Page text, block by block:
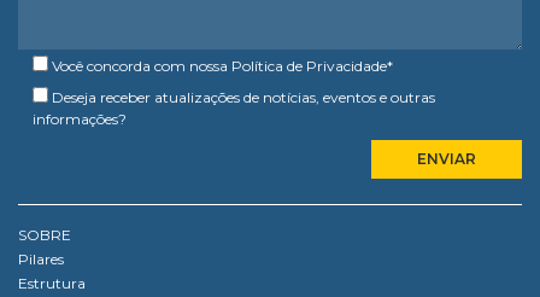
Você concorda com nossa Política de Privacidade*
Deseja receber atualizações de notícias, eventos e outras
informações?
SOBRE
Pilares
Estrutura